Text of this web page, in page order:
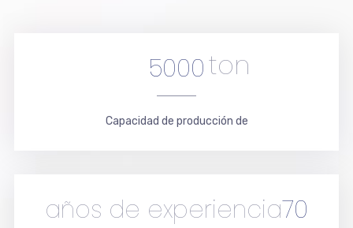
5000ton
Capacidad de producción de
años de experiencia70